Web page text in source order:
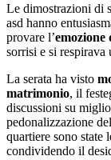
Le dimostrazioni di
asd hanno
provare l’emozione
sorrisi e si
La serata ha visto
matrimonio, il
discussioni su
pedonalizzazione
quartiere sono state
condividendo il